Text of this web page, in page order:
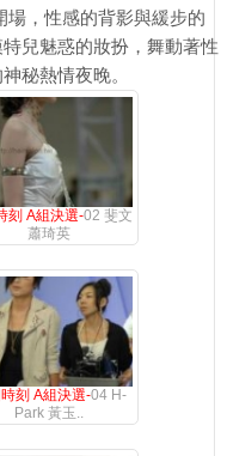
場，性感的背影與緩步的
兒魅惑的妝扮，舞動著性
秘熱情夜晚。
刻 A組決選-02 斐文
蕭琦英
刻 A組決選-04 H-
Park 黃玉..